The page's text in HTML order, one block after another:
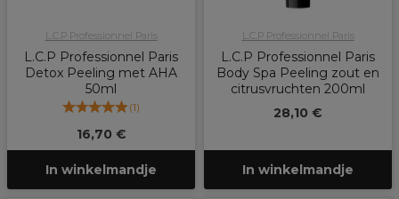
L.C.P Professionnel Paris
L.C.P Professionnel Paris
Detox Peeling met AHA
50ml
(1)
16,70 €
In winkelmandje
L.C.P Professionnel Paris
L.C.P Professionnel Paris
Body Spa Peeling zout en
citrusvruchten 200ml
28,10 €
In winkelmandje